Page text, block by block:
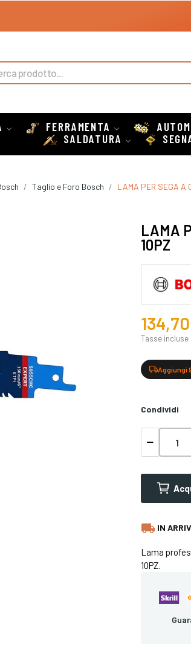
FERRAMENTA
SALDATURA
Taglio e Foro Bosch LAMA PER SEGA A
LAMA
10PZ
Tasse incluse
Aggiungi
Condividi
local_shipping IN
Lama
10PZ.